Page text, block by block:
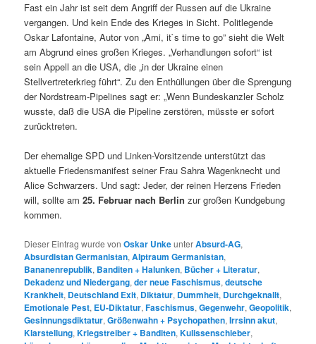
Fast ein Jahr ist seit dem Angriff der Russen auf die Ukraine
vergangen. Und kein Ende des Krieges in Sicht. Politlegende
Oskar Lafontaine, Autor von „Ami, it`s time to go” sieht die Welt
am Abgrund eines großen Krieges. „Verhandlungen sofort“ ist
sein Appell an die USA, die „in der Ukraine einen
Stellvertreterkrieg führt“. Zu den Enthüllungen über die Sprengung
der Nordstream-Pipelines sagt er: „Wenn Bundeskanzler Scholz
wusste, daß die USA die Pipeline zerstören, müsste er sofort
zurücktreten.
Der ehemalige SPD und Linken-Vorsitzende unterstützt das
aktuelle Friedensmanifest seiner Frau Sahra Wagenknecht und
Alice Schwarzers. Und sagt: Jeder, der reinen Herzens Frieden
will, sollte am25. Februar nach Berlin zur großen Kundgebung
kommen.
Dieser Eintrag wurde vonOskar UnkeunterAbsurd-AG,
Absurdistan Germanistan,Alptraum Germanistan,
Bananenrepublik, Banditen + Halunken, Bücher + Literatur,
Dekadenz und Niedergang,der neue Faschismus,deutsche
Krankheit, Deutschland Exit, Diktatur, Dummheit, Durchgeknallt,
Emotionale Pest, EU-Diktatur,Faschismus,Gegenwehr,Geopolitik,
Gesinnungsdiktatur,Größenwahn + Psychopathen,Irrsinn akut,
Klarstellung,Kriegstreiber + Banditen,Kulissenschieber,